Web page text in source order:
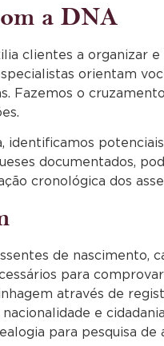
a DNA
clientes a organizar
orientam
Fazemos o
identificamos
documentados,
cronológica dos
de nascimento,
para
através de
e
para pesquisa de